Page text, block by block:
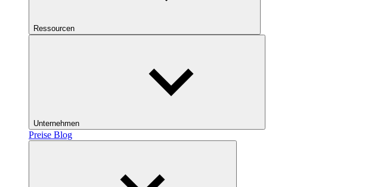
Ressourcen
Unternehmen
Preise Blog